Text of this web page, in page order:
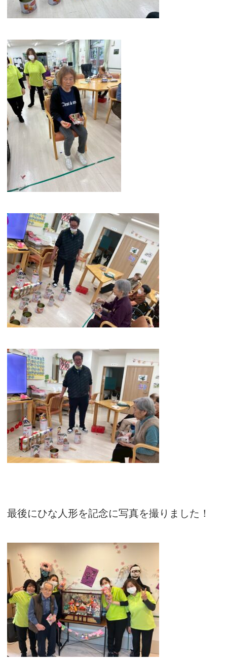
最後にひな人形を記念に写真を撮りました！